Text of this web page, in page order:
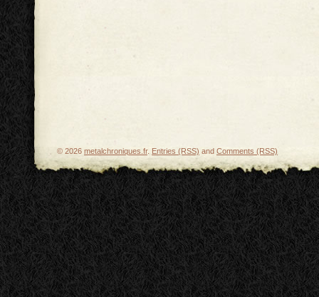
© 2026 metalchroniques.fr. Entries (RSS) and Comments (RSS)